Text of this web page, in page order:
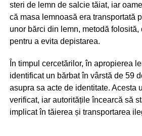
steri de lemn de salcie tăiat, iar
că masa lemnoasă era transportată
unor bărci din lemn, metodă folosită,
pentru a evita depistarea.
În timpul cercetărilor, în apropierea
identificat un bărbat în vârstă de 59
asupra sa acte de identitate. Acesta
verificat, iar autoritățile încearcă să
implicat în tăierea și transportarea